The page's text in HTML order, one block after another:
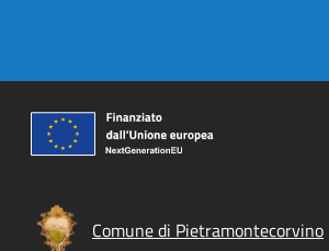
Comune di Pietramontecorvino